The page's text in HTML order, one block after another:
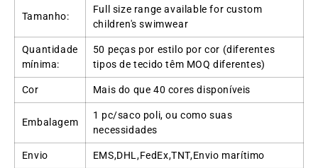
Tamanho:
Full size range available for custom
children's swimwear
Quantidade
mínima:
50 peças por estilo por cor (diferentes
tipos de tecido têm MOQ diferentes)
Cor Mais do que 40 cores disponíveis
Embalagem
1 pc/saco poli, ou como suas
necessidades
Envio EMS,DHL,FedEx,TNT,Envio marítimo